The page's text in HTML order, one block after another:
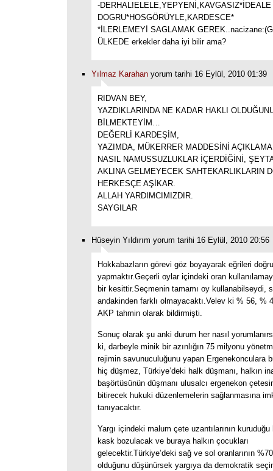
-DERHAL!ELELE,YEPYENİ,KAVGASIZ*İDEALE
DOGRU*HOSGÖRÜYLE,KARDESCE*
*İLERLEMEYİ SAGLAMAK
ÜLKEDE erkekler daha iyi bilir ama?
Yılmaz Karahan yorum tarihi 16 Eylül, 2010 01:39
RIDVAN BEY,
YAZDIKLARINDA NE KADAR HAKLI
BİLMEKTEYİM…
DEĞERLİ KARDEŞİM,
YAZIMDA, MÜKERRER MADDESİNİ
NASIL NAMUSSUZLUKLAR İÇERDİĞİNİ,
AKLINA GELMEYECEK SAHTEKARLIKLARIN
HERKESÇE AŞİKAR.
ALLAH YARDIMCIMIZDIR.
SAYGILAR
Hüseyin Yıldırım yorum tarihi 16 Eylül, 2010 20:56
Hokkabazların görevi göz boyayarak eğrileri
yapmaktır.Geçerli oylar içindeki oran
bir kesittir.Seçmenin tamamı oy kullanabilseydi,
andakinden farklı olmayacaktı.Velev ki % 56, %
AKP tahmin olarak bildirmişti.
Sonuç olarak şu anki durum her nasıl
ki, darbeyle minik bir azınlığın 75 milyonu
rejimin savunuculuğunu yapan Ergenekonculara
hiç düşmez, Türkiye’deki halk düşmanı, halkın
başörtüsünün düşmanı ulusalcı ergenekon
bitirecek hukuki düzenlemelerin sağlanmasına
tanıyacaktır.
Yargı içindeki malum çete uzantılarının kuruduğu
kask bozulacak ve buraya halkın çocukları
gelecektir.Türkiye’deki sağ ve sol oranlarının
olduğunu düşünürsek yargıya da demokratik